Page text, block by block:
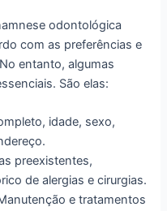
odontológica
com as preferências e
entanto, algumas
São elas:
idade, sexo,
preexistentes,
de alergias e cirurgias.
e tratamentos